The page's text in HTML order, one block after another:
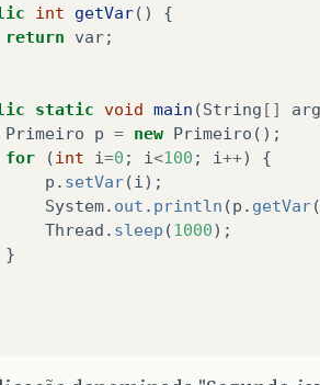
int getVar()
{
return
var;
static void main (String []
Primeiro
p = new Primeiro ();
for
(int i=0 ; i<100 ; i++)
{
p . setVar(i );
System. out . println (p . getVar
Thread . sleep (1000);
}